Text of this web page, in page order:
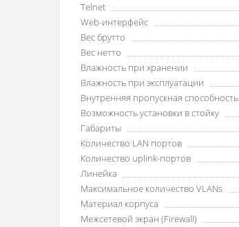
Telnet
Web-интерфейс
Вес брутто
Вес нетто
Влажность при хранении
Влажность при эксплуатации
Внутренняя пропускная способность
Возможность установки в стойку
Габариты
Количество LAN портов
Количество uplink-портов
Линейка
Максимальное количество VLANs
Материал корпуса
Межсетевой экран (Firewall)